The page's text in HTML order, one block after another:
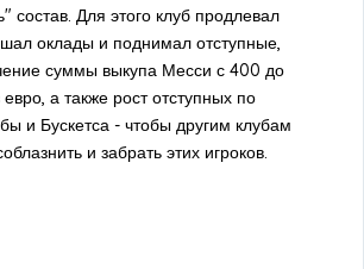
состав. Для этого клуб продлевал
оклады и поднимал отступные,
суммы выкупа Месси с 400 до
а также рост отступных по
и Бускетса - чтобы другим клубам
и забрать этих игроков.